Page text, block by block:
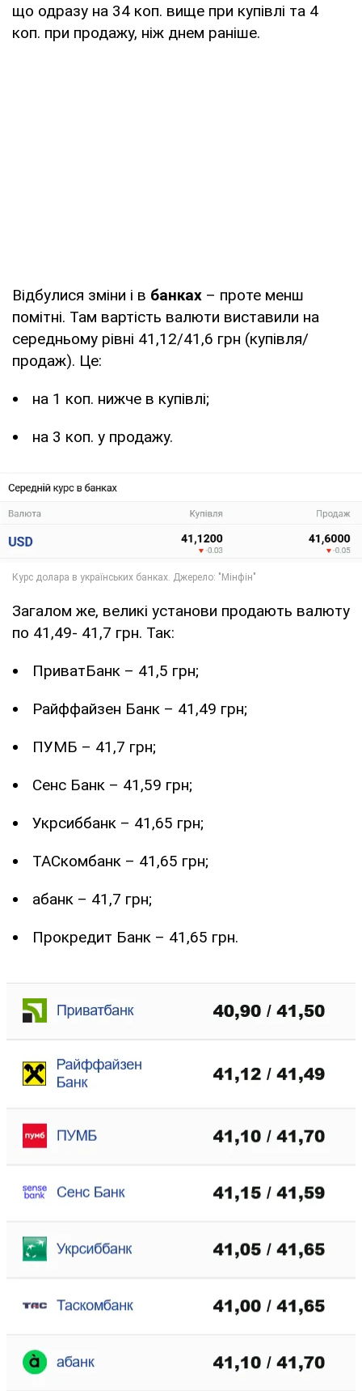
що одразу на 34 коп. вище при купівлі та 4
коп. при продажу, ніж днем раніше.
Відбулися зміни і в банках – проте менш
помітні. Там вартість валюти виставили на
середньому рівні 41,12/41,6 грн (купівля/
продаж). Це:
на 1 коп. нижче в купівлі;
на 3 коп. у продажу.
Загалом же, великі установи продають валюту
по 41,49- 41,7 грн. Так:
ПриватБанк – 41,5 грн;
Райффайзен Банк – 41,49 грн;
ПУМБ – 41,7 грн;
Сенс Банк – 41,59 грн;
Укрсиббанк – 41,65 грн;
ТАСкомбанк – 41,65 грн;
абанк – 41,7 грн;
Прокредит Банк – 41,65 грн.